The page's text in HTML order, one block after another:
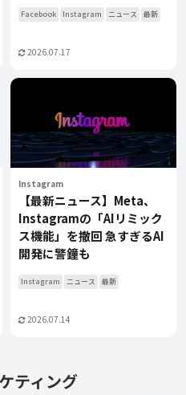
Facebook Instagram ニュース 最新
2026.07.17
Instagram
【最新ニュース】Meta、
Instagramの「AIリミック
ス機能」を撤回 急すぎるAI
開発に警鐘も
Instagram ニュース 最新
2026.07.14
ティング